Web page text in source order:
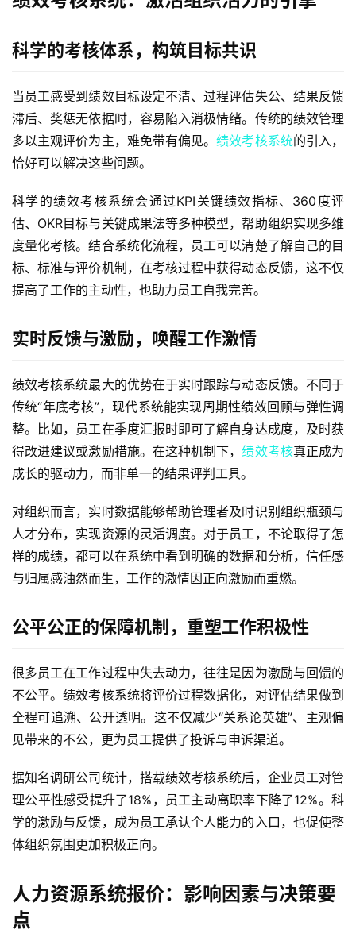
科学的考核体系，构筑目标共识
当员工感受到绩效目标设定不清、过程评估失公、结果反馈
滞后、奖惩无依据时，容易陷入消极情绪。传统的绩效管理
多以主观评价为主，难免带有偏见。绩效考核系统的引入，
恰好可以解决这些问题。
科学的绩效考核系统会通过KPI关键绩效指标、360度评
估、OKR目标与关键成果法等多种模型，帮助组织实现多维
度量化考核。结合系统化流程，员工可以清楚了解自己的目
标、标准与评价机制，在考核过程中获得动态反馈，这不仅
提高了工作的主动性，也助力员工自我完善。
实时反馈与激励，唤醒工作激情
绩效考核系统最大的优势在于实时跟踪与动态反馈。不同于
传统“年底考核”，现代系统能实现周期性绩效回顾与弹性调
整。比如，员工在季度汇报时即可了解自身达成度，及时获
得改进建议或激励措施。在这种机制下，绩效考核真正成为
成长的驱动力，而非单一的结果评判工具。
对组织而言，实时数据能够帮助管理者及时识别组织瓶颈与
人才分布，实现资源的灵活调度。对于员工，不论取得了怎
样的成绩，都可以在系统中看到明确的数据和分析，信任感
与归属感油然而生，工作的激情因正向激励而重燃。
公平公正的保障机制，重塑工作积极性
很多员工在工作过程中失去动力，往往是因为激励与回馈的
不公平。绩效考核系统将评价过程数据化，对评估结果做到
全程可追溯、公开透明。这不仅减少“关系论英雄”、主观偏
见带来的不公，更为员工提供了投诉与申诉渠道。
据知名调研公司统计，搭载绩效考核系统后，企业员工对管
理公平性感受提升了18%，员工主动离职率下降了12%。科
学的激励与反馈，成为员工承认个人能力的入口，也促使整
体组织氛围更加积极正向。
人力资源系统报价：影响因素与决策要
点